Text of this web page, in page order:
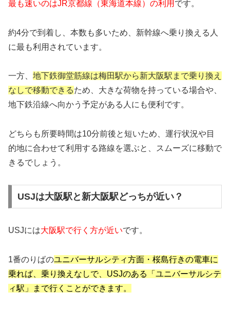
最も速いのはJR京都線（東海道本線）の利用 です。
約4分で到着し、本数も多いため、新幹線へ乗り換える人
に最も利用されています。
一方、 地下鉄御堂筋線は梅田駅から新大阪駅まで乗り換え
なしで移動できるため、大きな荷物を持っている場合や、
地下鉄沿線へ向かう予定がある人にも便利です。
どちらも所要時間は10分前後と短いため、運行状況や目
的地に合わせて利用する路線を選ぶと、スムーズに移動で
きるでしょう。
USJは大阪駅と新大阪駅どっちが近い？
USJには大阪駅で行く方が近いです。
1番のりばのユニバーサルシティ方面・桜島行きの電車に
乗れば、乗り換えなしで、USJのある「ユニバーサルシテ
ィ駅」まで行くことができます。